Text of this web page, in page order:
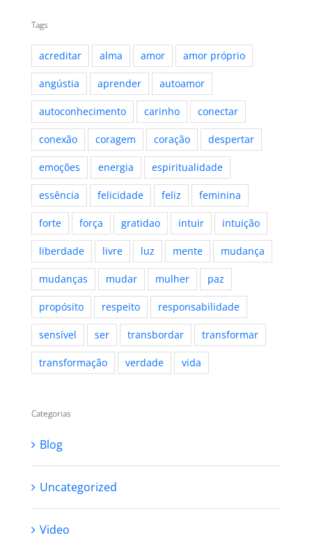
Tags
acreditar alma amor amor próprio
angústia aprender autoamor
autoconhecimento carinho conectar
conexão coragem coração despertar
emoções energia espiritualidade
essência felicidade feliz feminina
forte força gratidao intuir intuição
liberdade livre luz mente mudança
mudanças mudar mulher paz
propósito respeito responsabilidade
sensível ser transbordar transformar
transformação verdade vida
Categorias
Blog
Uncategorized
Video